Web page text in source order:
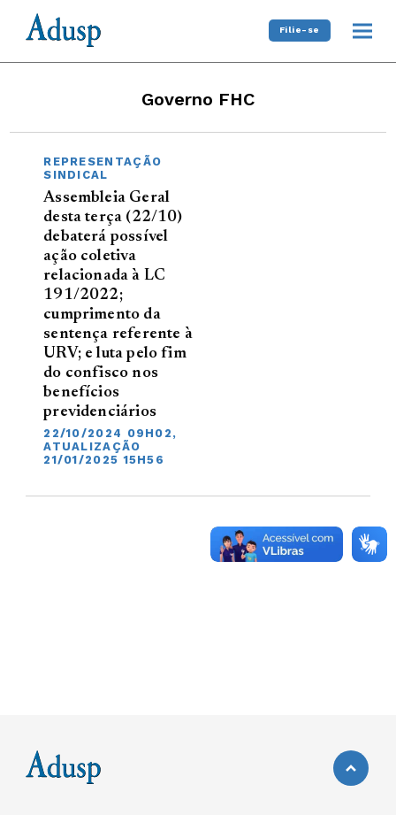
Filie-se
Governo FHC
REPRESENTAÇÃO
SINDICAL
Assembleia Geral
desta terça (22/10)
debaterá possível
ação coletiva
relacionada à LC
191/2022;
cumprimento da
sentença referente à
URV; e luta pelo fim
do confisco nos
benefícios
previdenciários
22/10/2024 09H02,
ATUALIZAÇÃO
21/01/2025 15H56